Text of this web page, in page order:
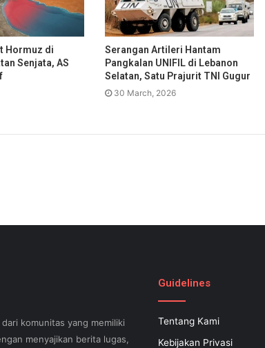
Hormuz di
Senjata, AS
Serangan Artileri Hantam
Pangkalan UNIFIL di Lebanon
Selatan, Satu Prajurit TNI Gugur
30 March, 2026
komunitas yang memiliki
menyajikan berita lugas,
Guidelines
Tentang Kami
Kebijakan Privasi